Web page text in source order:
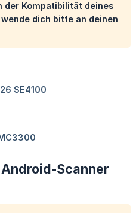
der Kompatibilität deines
dich bitte an deinen
Scanner